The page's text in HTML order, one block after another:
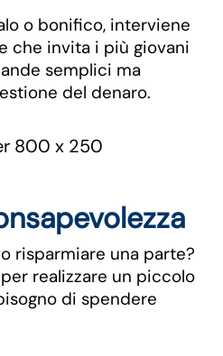
o bonifico, interviene
che invita i più giovani
semplici ma
del denaro.
risparmiare una parte?
realizzare un piccolo
di spendere